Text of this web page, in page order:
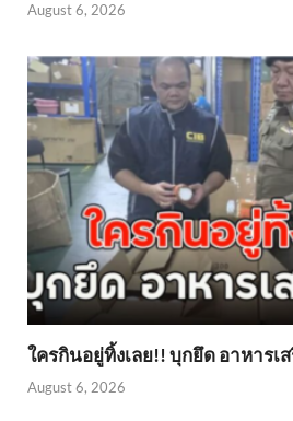
August 6, 2026
ใครกินอยู่ทิ้งเลย!! บุกยึด อาหารเ
August 6, 2026